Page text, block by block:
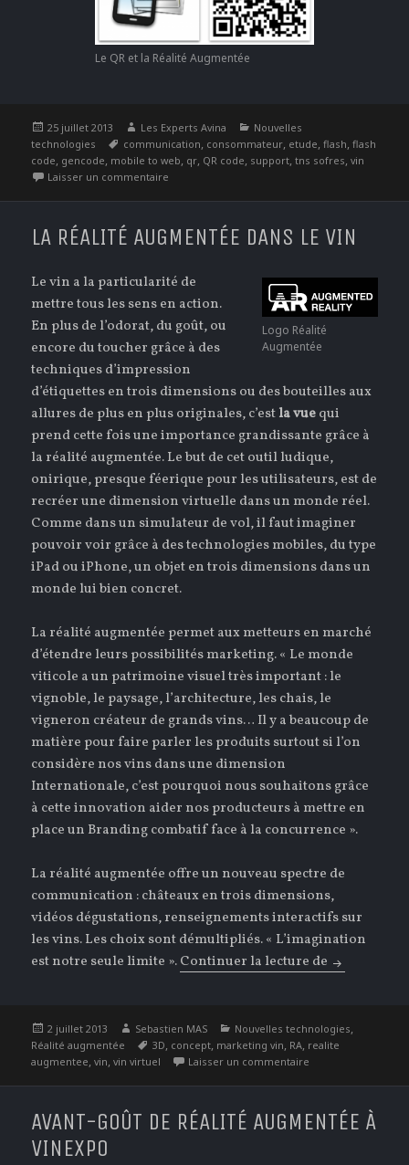
Le QR et la Réalité Augmentée
Publié
le
25 juillet 2013 Auteur
Les Experts Avina Catégories
Nouvelles
technologies
Étiquettes
communication, consommateur, etude,flash,flash
code, gencode, mobile to web, qr, QR code, support,tns sofres,vin
Laisser un commentaire
LA RÉALITÉ AUGMENTÉE DANS LE VIN
Logo Réalité
Augmentée
Le vin a la particularité de
mettre tous les sens en action.
En plus de l’odorat, du goût, ou
encore du toucher grâce à des
techniques d’impression
d’étiquettes en trois dimensions ou des bouteilles aux
allures de plus en plus originales, c’estla vuequi
prend cette fois une importance grandissante grâce à
la réalité augmentée. Le but de cet outil ludique,
onirique, presque féerique pour les utilisateurs, est de
recréer une dimension virtuelle dans un monde réel.
Comme dans un simulateur de vol, il faut imaginer
pouvoir voir grâce à des technologies mobiles, du type
iPad ou iPhone, un objet en trois dimensions dans un
monde lui bien concret.
La réalité augmentée permet aux metteurs en marché
d’étendre leurs possibilités marketing. « Le monde
viticole a un patrimoine visuel très important : le
vignoble, le paysage, l’architecture, les chais, le
vigneron créateur de grands vins… Il y a beaucoup de
matière pour faire parler les produits surtout si l’on
considère nos vins dans une dimension
Internationale, c’est pourquoi nous souhaitons grâce
à cette innovation aider nos producteurs à mettre en
place un Branding combatif face à la concurrence ».
La réalité augmentée offre un nouveau spectre de
communication : châteaux en trois dimensions,
vidéos dégustations, renseignements interactifs sur
les vins. Les choix sont démultipliés. « L’imagination
est notre seule limite ».Continuer la lecture de La réalité
Publié
le
2 juillet 2013 Auteur
Sebastien MAS Catégories
Nouvelles technologies,
Réalité augmentée Étiquettes
3D, concept, marketing vin, RA, realite
augmentee,vin,vin virtuel Laisser un commentaire
AVANT-GOÛT DE RÉALITÉ AUGMENTÉE À
VINEXPO